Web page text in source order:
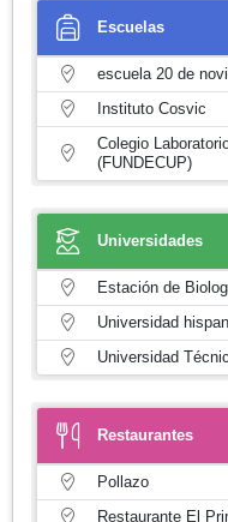
Escuelas
escuela 20 de
Instituto Cosvic
Colegio
(FUNDECUP)
Universidades
Estación de
Universidad
Universidad
Restaurantes
Pollazo
Restaurante El